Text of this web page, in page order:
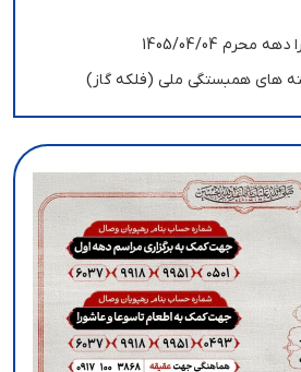
1405/04/04
های همبستگی ملی (فلکه گاز)